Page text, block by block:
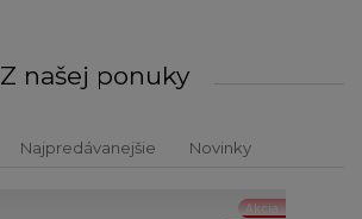
Z našej ponuky
Najpredávanejšie Novinky
Akcia